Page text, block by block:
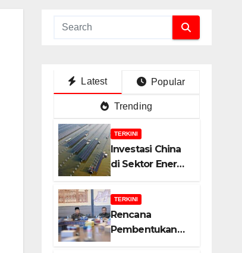
Latest Popular
Trending
TERKINI
Investasi China
di Sektor Energi
Surya: Peluang
dan Strategi
Indonesia?
TERKINI
Rencana
Pembentukan
Badan Usaha